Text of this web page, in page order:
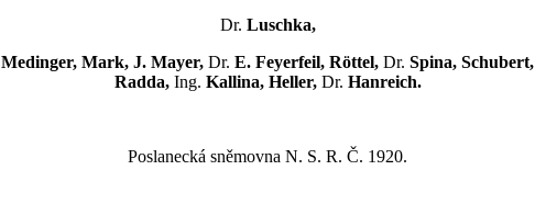
Dr. Luschka,
Medinger, Mark, J. Mayer, Dr. E. Feyerfeil, Röttel, Dr. Spina, Schubert,
Radda, Ing. Kallina, Heller, Dr. Hanreich.
Poslanecká sněmovna N. S. R. Č. 1920.